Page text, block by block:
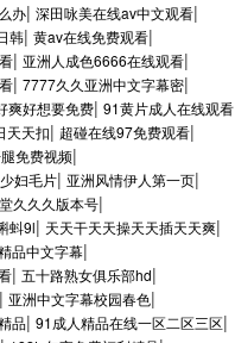
办| 深田咏美在线av中文观看|
韩| 黄av在线免费观看|
| 亚洲人成色6666在线观看|
| 7777久久亚洲中文字幕密|
爽好想要免费| 91黄片成人在线观看
天天扣| 超碰在线97免费观看|
免费视频|
妇毛片| 亚洲风情伊人第一页|
久久久版本号|
蚪9l| 天天干天天操天天插天天爽|
品中文字幕|
| 五十路熟女俱乐部hd|
| 亚洲中文字幕校园春色|
品| 91成人精品在线一区二区三区|